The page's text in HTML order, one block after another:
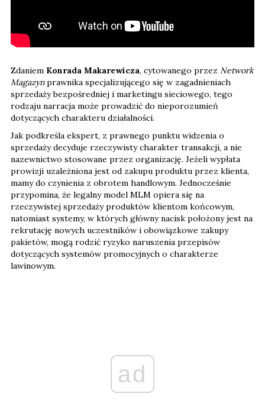
Zdaniem Konrada Makarewicza, cytowanego przez Network
Magazynprawnika specjalizującego się w zagadnieniach
sprzedaży bezpośredniej i marketingu sieciowego, tego
rodzaju narracja może prowadzić do nieporozumień
dotyczących charakteru działalności.
Jak podkreśla ekspert, z prawnego punktu widzenia o
sprzedaży decyduje rzeczywisty charakter transakcji, a nie
nazewnictwo stosowane przez organizację. Jeżeli wypłata
prowizji uzależniona jest od zakupu produktu przez klienta,
mamy do czynienia z obrotem handlowym. Jednocześnie
przypomina, że legalny model MLM opiera się na
rzeczywistej sprzedaży produktów klientom końcowym,
natomiast systemy, w których główny nacisk położony jest na
rekrutację nowych uczestników i obowiązkowe zakupy
pakietów, mogą rodzić ryzyko naruszenia przepisów
dotyczących systemów promocyjnych o charakterze
lawinowym.
ad